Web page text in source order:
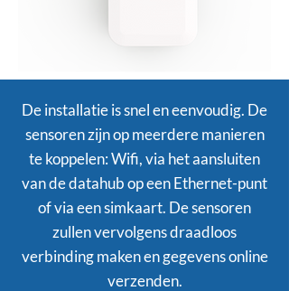
De installatie is snel en eenvoudig. De
sensoren zijn op meerdere manieren
te koppelen: Wifi, via het aansluiten
van de datahub op een Ethernet-punt
of via een simkaart. De sensoren
zullen vervolgens draadloos
verbinding maken en gegevens online
verzenden.